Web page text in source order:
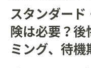
スタンダード
険は必要？後
ミング、待機